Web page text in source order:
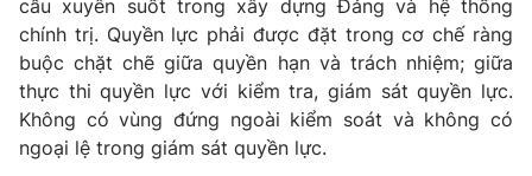
cầu xuyên suốt trong xây dựng Đảng và hệ thống
chính trị. Quyền lực phải được đặt trong cơ chế ràng
buộc chặt chẽ giữa quyền hạn và trách nhiệm; giữa
thực thi quyền lực với kiểm tra, giám sát quyền lực.
Không có vùng đứng ngoài kiểm soát và không có
ngoại lệ trong giám sát quyền lực.